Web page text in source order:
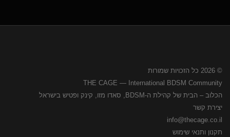
© 2026 כל הזכויות שמורות
THE CAGE — International BDSM Community
הכלוב – הבית של קהילת ה-BDSM, סאדו מזו, קינק ופטיש בישראל
יצירת קשר
info@thecage.co.il
תקנון ותנאי שימוש